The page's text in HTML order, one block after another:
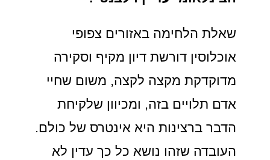
שאלת הלחימה באזורים צפופי
אוכלוסין דורשת דיון מקיף וסקירה
מדוקדקת מקצה לקצה, משום שחיי
אדם תלויים בזה, ומכיוון שלקיחת
הדבר ברצינות היא אינטרס של כולם.
העובדה שזהו נושא כל כך עדין לא